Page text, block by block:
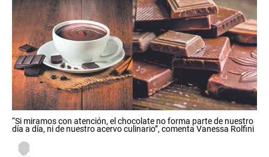
“Si miramos con atención, el chocolate no forma parte de nuestro
día a día, ni de nuestro acervo culinario”, comenta Vanessa Rolfini